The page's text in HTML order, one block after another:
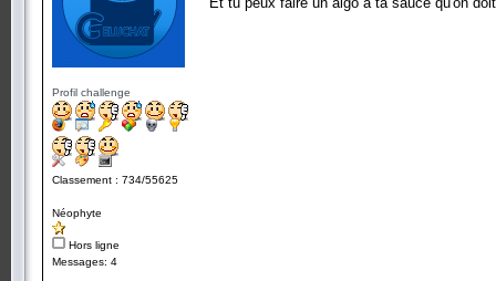
Profil challenge
Classement : 734/55625
Néophyte
Hors ligne
Messages: 4